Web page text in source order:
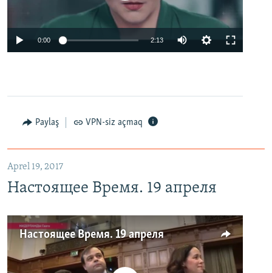
0:00 2:13
Paylaş VPN-siz açmaq
Aprel 19, 2017
Настоящее Время. 19 апреля
Настоящее Время. 19 апреля